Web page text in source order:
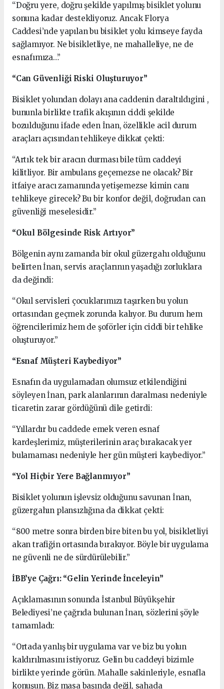
“Doğru yere, doğru şekilde yapılmış bisiklet yolunu
sonuna kadar destekliyoruz. Ancak Florya
Caddesi’nde yapılan bu bisiklet yolu kimseye fayda
sağlamıyor. Ne bisikletliye, ne mahalleliye, ne de
esnafımıza…”
“Can Güvenliği Riski Oluşturuyor”
Bisiklet yolundan dolayı ana caddenin daraltıldıgini ,
bununla birlikte trafik akışının ciddi şekilde
bozulduğunu ifade eden İnan, özellikle acil durum
araçları açısından tehlikeye dikkat çekti:
“Artık tek bir aracın durması bile tüm caddeyi
kilitliyor. Bir ambulans geçemezse ne olacak? Bir
itfaiye aracı zamanında yetişemezse kimin canı
tehlikeye girecek? Bu bir konfor değil, doğrudan can
güvenliği meselesidir.”
“Okul Bölgesinde Risk Artıyor”
Bölgenin aynı zamanda bir okul güzergahı olduğunu
belirten İnan, servis araçlarının yaşadığı zorluklara
da değindi:
“Okul servisleri çocuklarımızı taşırken bu yolun
ortasından geçmek zorunda kalıyor. Bu durum hem
öğrencilerimiz hem de şoförler için ciddi bir tehlike
oluşturuyor.”
“Esnaf Müşteri Kaybediyor”
Esnafın da uygulamadan olumsuz etkilendiğini
söyleyen İnan, park alanlarının daralması nedeniyle
ticaretin zarar gördüğünü dile getirdi:
“Yıllardır bu caddede emek veren esnaf
kardeşlerimiz, müşterilerinin araç bırakacak yer
bulamaması nedeniyle her gün müşteri kaybediyor.”
“Yol Hiçbir Yere Bağlanmıyor”
Bisiklet yolunun işlevsiz olduğunu savunan İnan,
güzergahın plansızlığına da dikkat çekti:
“800 metre sonra birden bire biten bu yol, bisikletliyi
akan trafiğin ortasında bırakıyor. Böyle bir uygulama
ne güvenli ne de sürdürülebilir.”
İBB’ye Çağrı: “Gelin Yerinde İnceleyin”
Açıklamasının sonunda İstanbul Büyükşehir
Belediyesi’ne çağrıda bulunan İnan, sözlerini şöyle
tamamladı:
“Ortada yanlış bir uygulama var ve biz bu yolun
kaldırılmasını istiyoruz. Gelin bu caddeyi bizimle
birlikte yerinde görün. Mahalle sakinleriyle, esnafla
konuşun. Biz masa başında değil, sahada